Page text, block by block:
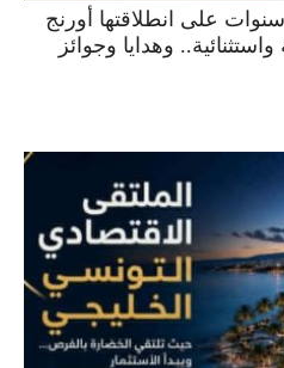
بمناسبة احتفالها بمرور 10 سنوات على انطلاقتها أورنج
وهدايا وجوائز